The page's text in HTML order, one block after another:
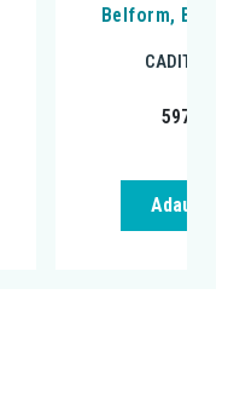
Belform,
CADITE
597,27
Adauga